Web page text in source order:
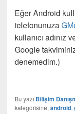
Eğer Android
telefonunuza
kullanıcı adınız
Google
denemedim.)
Bu yazı Bilişim
kategorisine, android,